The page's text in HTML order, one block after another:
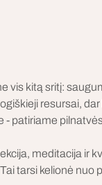
vis kitą sritį:
resursai,
- patiriame
meditacija ir
tarsi kelionė